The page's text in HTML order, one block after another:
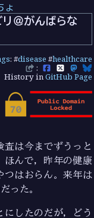
ょ
＠がんばらな
: #disease #healthcare
:
History inGitHub Page
は今までずうっと
ほんで，昨年の健康
つはおらん。来年は
った。
したのだが，どう